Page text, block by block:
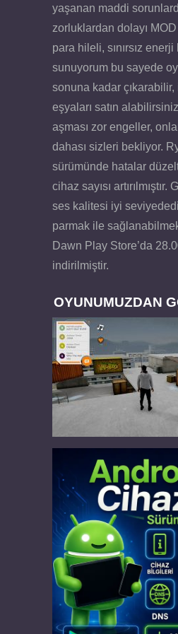
yaşanan maddi
zorluklardan dolayı MOD
para hileli, sınırsız
sunuyorum bu sayede
sonuna kadar
eşyaları satın
aşması zor engeller,
dahası sizleri bekliyor.
sürümünde hatalar
cihaz sayısı
ses kalitesi iyi
parmak ile
Dawn Play Store’da
indirilmiştir.
OYUNUMUZDAN